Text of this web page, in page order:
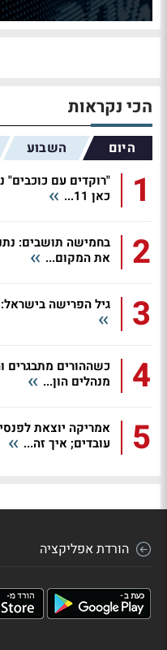
הכי נקראות
היום השבוע
1
"רוקדים עם
כאן 11...
2
בחמישה תושבים:
את המקום...
3 גיל הפרישה
4
כשההורים מתבגרים
מנהלים הון...
5
עובדים; איך זה...
הורדת אפליקציה